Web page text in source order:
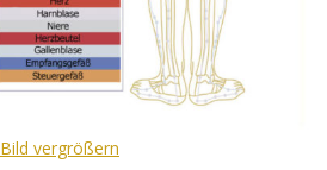
Bild vergrößern